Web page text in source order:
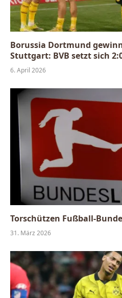
Borussia Dortmund
Stuttgart: BVB setzt sich
6. April 2026
Torschützen Fußball-
31. März 2026